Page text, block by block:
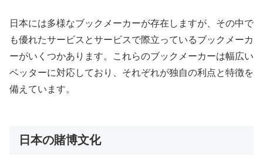
日本には多様なブックメーカーが存在しますが、その中で
も優れたサービスとサービスで際立っているブックメーカ
ーがいくつかあります。これらのブックメーカーは幅広い
ベッターに対応しており、それぞれが独自の利点と特徴を
備えています。
日本の賭博文化